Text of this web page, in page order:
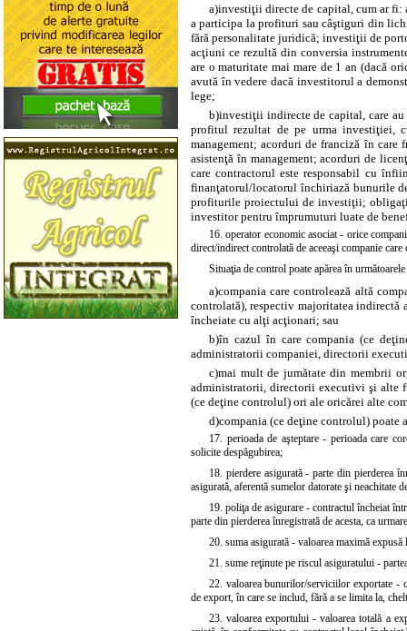
a)investiţii directe de capital, cum ar fi:
a participa la profituri sau câştiguri din
fără personalitate juridică; investiţii de
acţiuni ce rezultă din conversia
are o maturitate mai mare de 1 an (dacă
avută în vedere dacă investitorul a
lege;
b)investiţii indirecte de capital, care
profitul rezultat de pe urma investiţiei,
management; acorduri de franciză în
asistenţă în management; acorduri de
care contractorul este responsabil cu
finanţatorul/locatorul închiriază bunurile
profiturile proiectului de investiţii;
investitor pentru împrumuturi luate de
16. operator economic asociat - orice
direct/indirect controlată de aceeaşi companie
Situaţia de control poate apărea în
a)compania care controlează altă
controlată), respectiv majoritatea
încheiate cu alţi acţionari; sau
b)în cazul în care compania (ce
administratorii companiei, directorii
c)mai mult de jumătate din membrii
administratorii, directorii executivi şi alte
(ce deţine controlul) ori ale oricărei alte
d)compania (ce deţine controlul) poate
17. perioada de aşteptare - perioada care
solicite despăgubirea;
18. pierdere asigurată - parte din pierderea
asigurată, aferentă sumelor datorate şi neachitate
19. poliţa de asigurare - contractul încheiat
parte din pierderea înregistrată de acesta, ca
20. suma asigurată - valoarea maximă
21. sume reţinute pe riscul asiguratului -
22. valoarea bunurilor/serviciilor exportate -
de export, în care se includ, fără a se limita la,
23. valoarea exportului - valoarea totală a